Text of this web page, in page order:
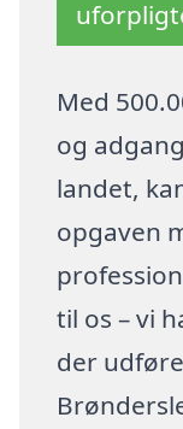
Med
og
landet,
opgaven
til os – vi
der